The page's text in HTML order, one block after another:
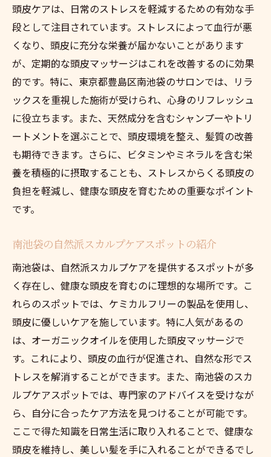
頭皮ケアは、日常のストレスを軽減するための有効な手
段として注目されています。ストレスによって血行が悪
くなり、頭皮に充分な栄養が届かないことがあります
が、定期的な頭皮マッサージはこれを改善するのに効果
的です。特に、東京都豊島区南池袋のサロンでは、リラ
ックスを重視した施術が受けられ、心身のリフレッシュ
に役立ちます。また、天然成分を含むシャンプーやトリ
ートメントを選ぶことで、頭皮環境を整え、髪質の改善
も期待できます。さらに、ビタミンやミネラルを含む栄
養を積極的に摂取することも、ストレスからくる頭皮の
負担を軽減し、健康な頭皮を育むための重要なポイント
です。
南池袋の自然派スカルプケアスポットの紹介
南池袋は、自然派スカルプケアを提供するスポットが多
く存在し、健康な頭皮を育むのに理想的な場所です。こ
れらのスポットでは、ケミカルフリーの製品を使用し、
頭皮に優しいケアを施しています。特に人気があるの
は、オーガニックオイルを使用した頭皮マッサージで
す。これにより、頭皮の血行が促進され、自然な形でス
トレスを解消することができます。また、南池袋のスカ
ルプケアスポットでは、専門家のアドバイスを受けなが
ら、自分に合ったケア方法を見つけることが可能です。
ここで得た知識を日常生活に取り入れることで、健康な
頭皮を維持し、美しい髪を手に入れることができるでし